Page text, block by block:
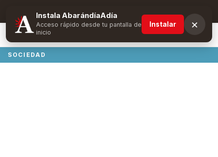
Suscríbete y obtén ventajas exclusivas
SOCIEDAD
Instala AbarándíaAdía
Acceso rápido desde tu pantalla de
inicio
Instalar ×